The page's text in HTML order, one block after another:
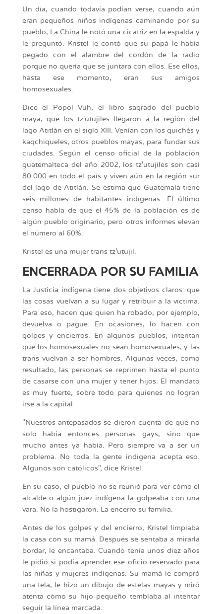
Un día, cuando todavía podían verse, cuando aún
eran pequeños niños indígenas caminando por su
pueblo, La China le notó una cicatriz en la espalda y
le preguntó. Kristel le contó que su papá le había
pegado con el alambre del cordón de la radio
porque no quería que se juntara con ellos. Ese ellos,
hasta ese momento, eran sus amigos
homosexuales.
Dice el Popol Vuh, el libro sagrado del pueblo
maya, que los tz'utujiles llegaron a la región del
lago Atitlán en el siglo XIII. Venían con los quichés y
kaqchiqueles, otros pueblos mayas, para fundar sus
ciudades. Según el censo oficial de la población
guatemalteca del año 2002, los tz'utujiles son casi
80.000 en todo el país y viven aún en la región sur
del lago de Atitlán. Se estima que Guatemala tiene
seis millones de habitantes indígenas. El último
censo habla de que el 45% de la población es de
algún pueblo originario, pero otros informes elevan
el número al 60%.
Kristel es una mujer trans tz’utujil.
ENCERRADA POR SU FAMILIA
La Justicia indígena tiene dos objetivos claros: que
las cosas vuelvan a su lugar y retribuir a la víctima.
Para eso, hacen que quien ha robado, por ejemplo,
devuelva o pague. En ocasiones, lo hacen con
golpes y encierros. En algunos pueblos, intentan
que los homosexuales no sean homosexuales, y las
trans vuelvan a ser hombres. Algunas veces, como
resultado, las personas se reprimen hasta el punto
de casarse con una mujer y tener hijos. El mandato
es muy fuerte, sobre todo para quienes no logran
irse a la capital.
"Nuestros antepasados se dieron cuenta de que no
solo había entonces personas gays, sino que
mucho antes ya había. Pero siempre va a ser un
problema. No toda la gente indígena acepta eso.
Algunos son católicos", dice Kristel.
En su caso, el pueblo no se reunió para ver cómo el
alcalde o algún juez indígena la golpeaba con una
vara. No la hostigaron. La encerró su familia.
Antes de los golpes y del encierro, Kristel limpiaba
la casa con su mamá. Después se sentaba a mirarla
bordar, le encantaba. Cuando tenía unos diez años
le pidió si podía aprender ese oficio reservado para
las niñas y mujeres indígenas. Su mamá le compró
una tela, le hizo un dibujo de estelas mayas y miró
atenta cómo su hijo pequeño temblaba al intentar
seguir la línea marcada.